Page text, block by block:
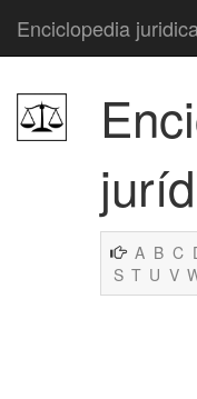
Enciclopedia
A B C
S T U V